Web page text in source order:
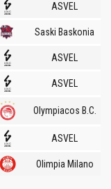
ASVEL
Saski Baskonia
ASVEL
ASVEL
Olympiacos B.C.
ASVEL
Olimpia Milano